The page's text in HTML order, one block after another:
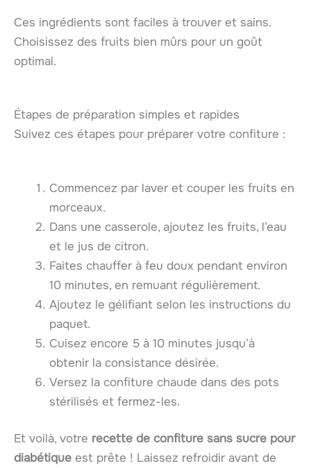
Ces ingrédients sont faciles à trouver et sains.
Choisissez des fruits bien mûrs pour un goût
optimal.
Étapes de préparation simples et rapides
Suivez ces étapes pour préparer votre confiture :
Commencez par laver et couper les fruits en
morceaux.
Dans une casserole, ajoutez les fruits, l’eau
et le jus de citron.
Faites chauffer à feu doux pendant environ
10 minutes, en remuant régulièrement.
Ajoutez le gélifiant selon les instructions du
paquet.
Cuisez encore 5 à 10 minutes jusqu’à
obtenir la consistance désirée.
Versez la confiture chaude dans des pots
stérilisés et fermez-les.
Et voilà, votre recette de confiture sans sucre pour
diabétique est prête ! Laissez refroidir avant de